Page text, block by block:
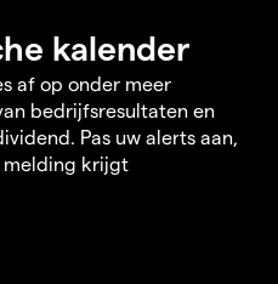
kalender
af op onder meer
bedrijfsresultaten en
Pas uw alerts aan,
melding krijgt